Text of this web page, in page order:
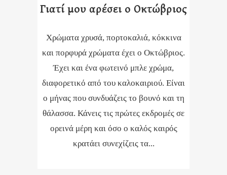
Γιατί μου αρέσει ο Οκτώβριος
Χρώματα χρυσά, πορτοκαλιά, κόκκινα
και πορφυρά χρώματα έχει ο Οκτώβριος.
Έχει και ένα φωτεινό μπλε χρώμα,
διαφορετικό από του καλοκαιριού. Είναι
ο μήνας που συνδυάζεις το βουνό και τη
θάλασσα. Κάνεις τις πρώτες εκδρομές σε
ορεινά μέρη και όσο ο καλός καιρός
κρατάει συνεχίζεις τα...